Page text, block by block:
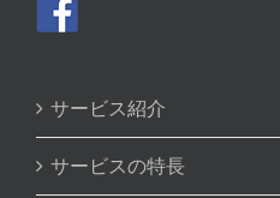
サービス紹介
サービスの特長